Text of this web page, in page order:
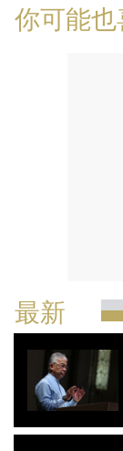
你可能也
最新